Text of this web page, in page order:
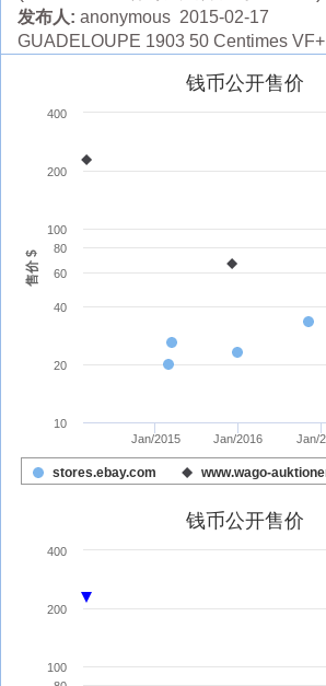
发布人: anonymous 2015-02-17
GUADELOUPE 1903 50 Centimes VF+